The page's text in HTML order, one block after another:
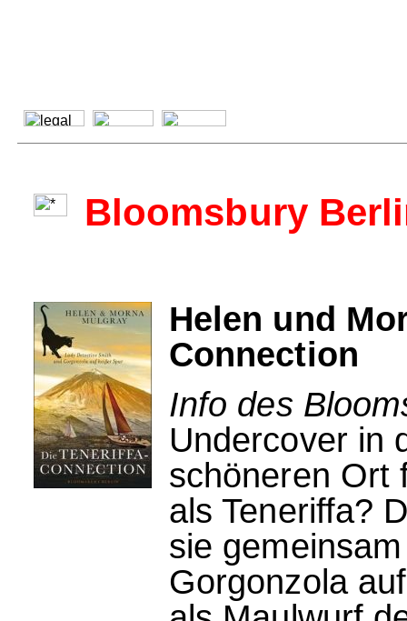
Bloomsbury
Helen und
Connection
Info des
Undercover in
schöneren Ort
als Teneriffa?
sie
Gorgonzola